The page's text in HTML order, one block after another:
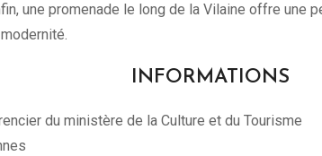
une promenade le long de la Vilaine offre une
INFORMATIONS
du ministère de la Culture et du Tourisme